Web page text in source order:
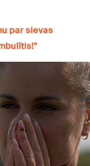
par sievas